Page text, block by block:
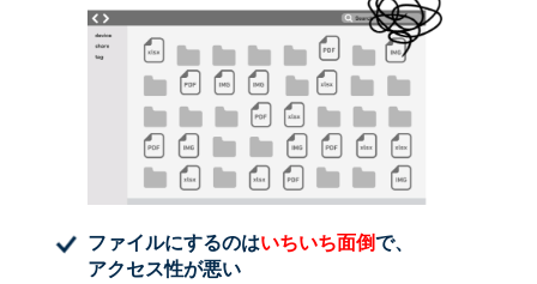
ファイルにするのはいちいち面倒で、
アクセス性が悪い